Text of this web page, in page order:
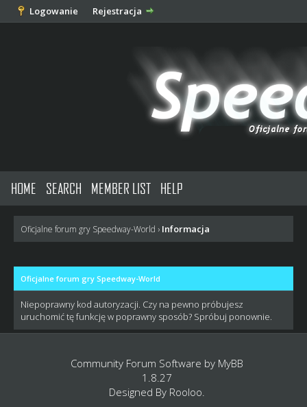
Logowanie Rejestracja
HOME SEARCH MEMBER LIST HELP
Oficjalne forum gry Speedway-World › Informacja
Oficjalne forum gry Speedway-World
Niepoprawny kod autoryzacji. Czy na pewno próbujesz
uruchomić tę funkcję w poprawny sposób? Spróbuj ponownie.
Community Forum Software by MyBB
1.8.27
Designed By Rooloo.